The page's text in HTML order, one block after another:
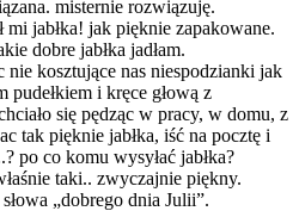
misternie rozwiązuję.
mi jabłka! jak pięknie zapakowane.
dobre jabłka jadłam.
nie kosztujące nas niespodzianki jak
pudełkiem i kręce głową z
się pędząc w pracy, w domu, z
tak pięknie jabłka, iść na pocztę i
po co komu wysyłać jabłka?
taki.. zwyczajnie piękny.
„dobrego dnia Julii”.